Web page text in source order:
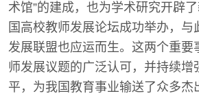
术馆”的建成，也为学术研究开辟
国高校教师发展论坛成功举办，与
发展联盟也应运而生。这两个重要
师发展议题的广泛认可，并持续增
平，为我国教育事业输送了众多杰